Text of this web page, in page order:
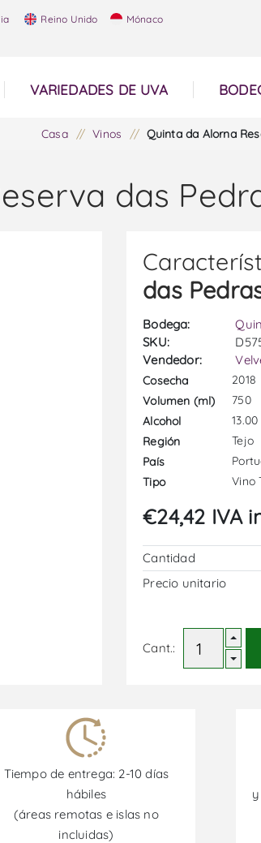
Reino Unido Mónaco
VARIEDADES DE UVA
Casa / Vinos / Quinta da Alorna
das
das
Bodega:
SKU:
Vendedor:
Cosecha
2018
Volumen (ml)
750
Alcohol
13.00
Región
Tejo
País
Tipo
Vino
€24,42 IVA
Cantidad
Precio unitario
Cant.:
Tiempo de entrega: 2-10 días
hábiles
(áreas remotas e islas no
incluidas)